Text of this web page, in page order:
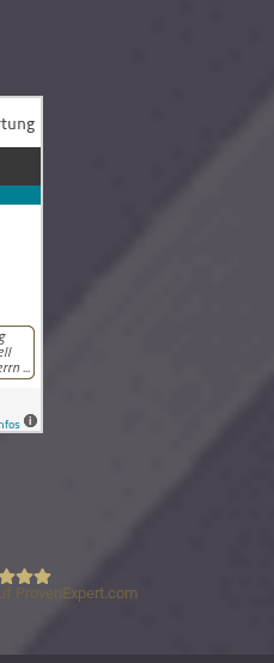
Immobilienbewertung
ProvenExpert.com